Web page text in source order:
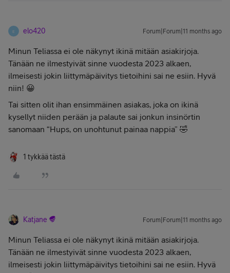
E elo420 Forum|Forum|11 months ago
Minun Teliassa ei ole näkynyt ikinä mitään asiakirjoja.
Tänään ne ilmestyivät sinne vuodesta 2023 alkaen,
ilmeisesti jokin liittymäpäivitys tietoihini sai ne esiin. Hyvä
niin! 😀
Tai sitten olit ihan ensimmäinen asiakas, joka on ikinä
kysellyt niiden perään ja palaute sai jonkun insinörtin
sanomaan “Hups, on unohtunut painaa nappia” 🤣
1 tykkää tästä
Katjane Forum|Forum|11 months ago
Minun Teliassa ei ole näkynyt ikinä mitään asiakirjoja.
Tänään ne ilmestyivät sinne vuodesta 2023 alkaen,
ilmeisesti jokin liittymäpäivitys tietoihini sai ne esiin. Hyvä